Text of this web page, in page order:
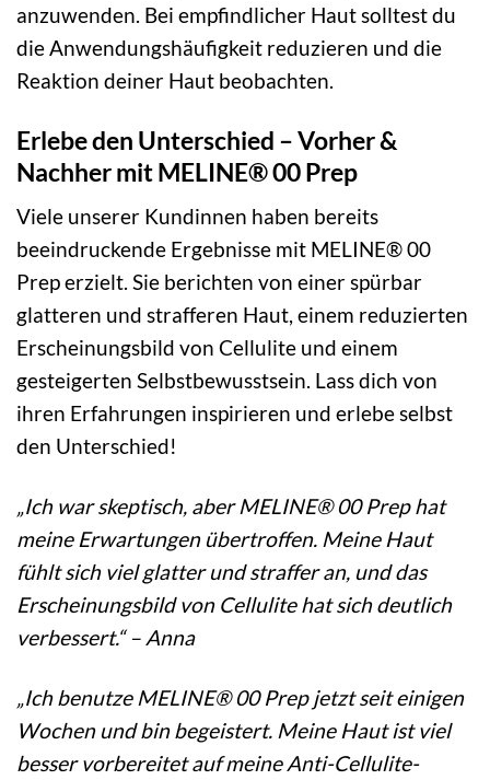
anzuwenden. Bei empfindlicher Haut solltest du
die Anwendungshäufigkeit reduzieren und die
Reaktion deiner Haut beobachten.
Erlebe den Unterschied – Vorher &
Nachher mit MELINE® 00 Prep
Viele unserer Kundinnen haben bereits
beeindruckende Ergebnisse mit MELINE® 00
Prep erzielt. Sie berichten von einer spürbar
glatteren und strafferen Haut, einem reduzierten
Erscheinungsbild von Cellulite und einem
gesteigerten Selbstbewusstsein. Lass dich von
ihren Erfahrungen inspirieren und erlebe selbst
den Unterschied!
„Ich war skeptisch, aber MELINE® 00 Prep hat
meine Erwartungen übertroffen. Meine Haut
fühlt sich viel glatter und straffer an, und das
Erscheinungsbild von Cellulite hat sich deutlich
verbessert.“ – Anna
„Ich benutze MELINE® 00 Prep jetzt seit einigen
Wochen und bin begeistert. Meine Haut ist viel
besser vorbereitet auf meine Anti-Cellulite-